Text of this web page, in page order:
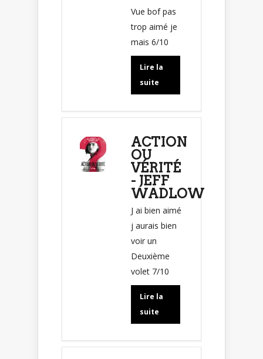
Vue bof pas
trop aimé je
mais 6/10
Lire la
suite
ACTION
OU
VÉRITÉ
- JEFF
WADLOW
J ai bien aimé
j aurais bien
voir un
Deuxième
volet 7/10
Lire la
suite